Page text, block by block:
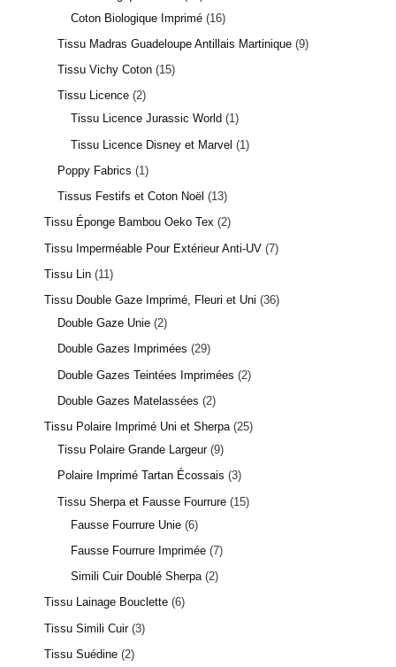
Coton Biologique Imprimé 16
Tissu Madras Guadeloupe Antillais Martinique 9
Tissu Vichy Coton 15
Tissu Licence 2
Tissu Licence Jurassic World
1
Tissu Licence Disney et Marvel
1
Poppy Fabrics
1
Tissus Festifs et Coton Noël
13
Tissu Éponge Bambou Oeko Tex 2
Tissu Imperméable Pour Extérieur Anti-UV 7
Tissu Lin 11
Tissu Double Gaze Imprimé, Fleuri et Uni 36
Double Gaze Unie 2
Double Gazes Imprimées 29
Double Gazes Teintées Imprimées
2
Double Gazes Matelassées
2
Tissu Polaire Imprimé Uni et Sherpa 25
Tissu Polaire Grande Largeur 9
Polaire Imprimé Tartan Écossais 3
Tissu Sherpa et Fausse Fourrure 15
Fausse Fourrure Unie 6
Fausse Fourrure Imprimée 7
Simili Cuir Doublé Sherpa 2
Tissu Lainage Bouclette 6
Tissu Simili Cuir 3
Tissu Suédine 2